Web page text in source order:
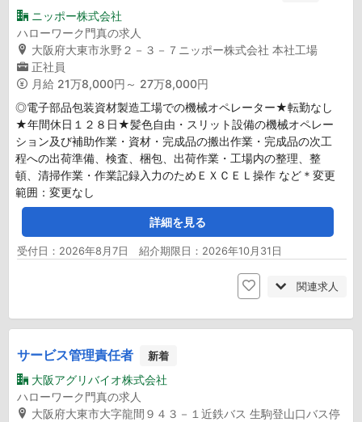
ニッポー株式会社
ハローワーク門真の求人
大阪府大東市氷野２－３－７ニッポー株式会社 本社工場
正社員
月給 21万8,000円～ 27万8,000円
◎電子部品包装資材製造工場での機械オペレーター★転勤なし
★年間休日１２８日★髪色自由・スリット設備の機械オペレー
ション及び補助作業・資材・完成品の搬出作業・完成品の次工
程への出荷準備、検査、梱包、出荷作業・工場内の整理、整
頓、清掃作業・作業記録入力のためＥＸＣＥＬ操作 など＊変更
範囲：変更なし
詳細を見る
受付日：2026年8月7日 紹介期限日：2026年10月31日
関連求人
サービス管理責任者 新着
大阪アグリバイオ株式会社
ハローワーク門真の求人
大阪府大東市大字龍間９４３－１近鉄バス 生駒登山口バス停